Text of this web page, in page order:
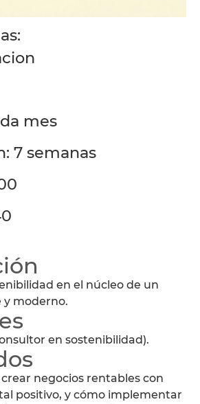
mes
7 semanas
en el núcleo de un
y moderno.
en sostenibilidad).
negocios rentables con
positivo, y cómo implementar